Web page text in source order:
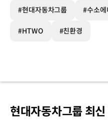
#현대자동차그룹 #수소에
#HTWO #친환경
현대자동차그룹 최신